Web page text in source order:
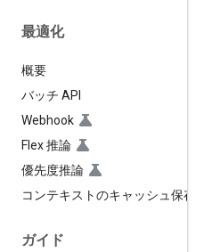
最適化
概要
バッチ API
Webhook
Flex 推論
優先度推論
コンテキストのキャッシュ保存
ガイド